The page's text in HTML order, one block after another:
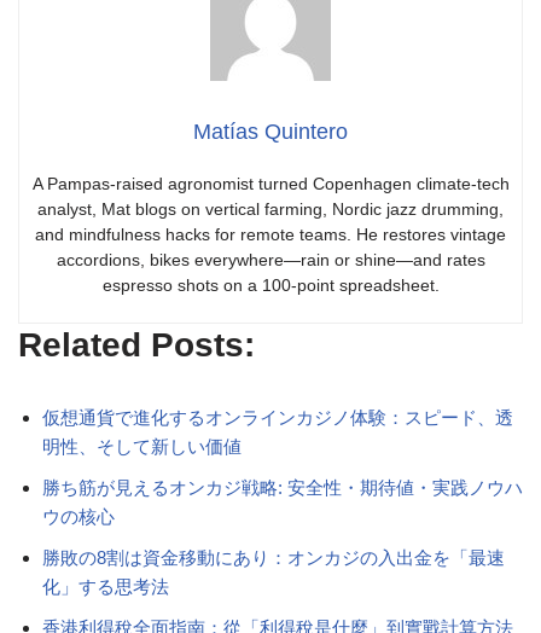
Matías Quintero
A Pampas-raised agronomist turned Copenhagen climate-tech
analyst, Mat blogs on vertical farming, Nordic jazz drumming,
and mindfulness hacks for remote teams. He restores vintage
accordions, bikes everywhere—rain or shine—and rates
espresso shots on a 100-point spreadsheet.
Related Posts:
仮想通貨で進化するオンラインカジノ体験：スピード、透
明性、そして新しい価値
勝ち筋が見えるオンカジ戦略: 安全性・期待値・実践ノウハ
ウの核心
勝敗の8割は資金移動にあり：オンカジの入出金を「最速
化」する思考法
香港利得稅全面指南：從「利得稅是什麼」到實戰計算方法